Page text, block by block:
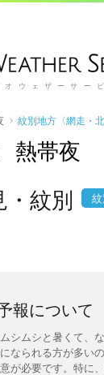
オウェザーサー
紋別地方〈網走・北
熱帯夜
・紋別
報について
シムシと暑くて、
なられる方が多い
が必要です。特に